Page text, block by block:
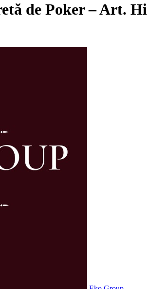
de Poker – Art.